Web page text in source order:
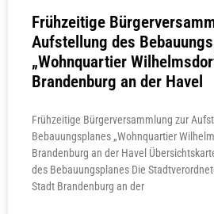
Frühzeitige
Aufstellung des
„Wohnquartier
Brandenburg an der Havel
Frühzeitige Bürgerversammlung zur
Bebauungsplanes „Wohnquartier
Brandenburg an der Havel
des Bebauungsplanes Die
Stadt Brandenburg an der